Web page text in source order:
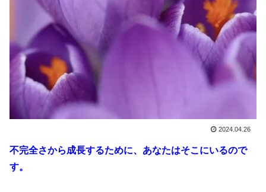
2024.04.26
不完全さから成長するために、あなたはそこにいるので
す。